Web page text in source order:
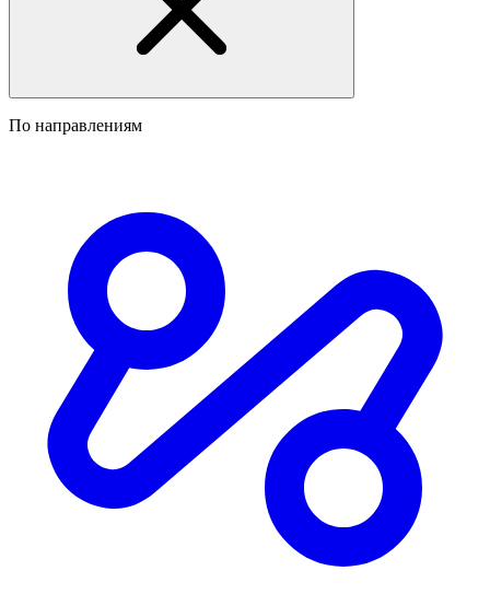
По направлениям